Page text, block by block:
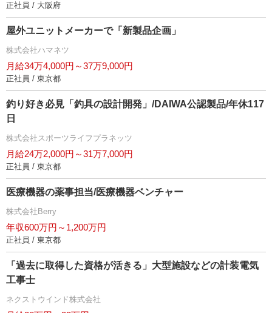
正社員 / 大阪府
屋外ユニットメーカーで「新製品企画」
株式会社ハマネツ
月給34万4,000円～37万9,000円
正社員 / 東京都
釣り好き必見「釣具の設計開発」/DAIWA公認製品/年休117
日
株式会社スポーツライフプラネッツ
月給24万2,000円～31万7,000円
正社員 / 東京都
医療機器の薬事担当/医療機器ベンチャー
株式会社Berry
年収600万円～1,200万円
正社員 / 東京都
「過去に取得した資格が活きる」大型施設などの計装電気
工事士
ネクストウインド株式会社